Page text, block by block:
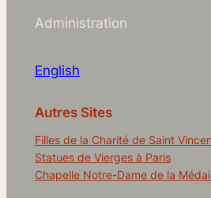
Administration
English
Autres Sites
Filles de la Charité de Saint
Statues de Vierges à Paris
Chapelle Notre-Dame de la